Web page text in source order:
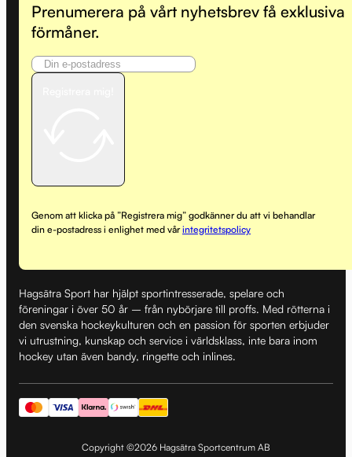
Prenumerera på vårt nyhetsbrev få exklusiva
förmåner.
Genom att klicka på ”Registrera mig” godkänner du att vi behandlar
din e-postadress i enlighet med vårintegritetspolicy
Hagsätra Sport har hjälpt sportintresserade, spelare och
föreningar i över 50 år – från nybörjare till proffs. Med rötterna i
den svenska hockeykulturen och en passion för sporten erbjuder
vi utrustning, kunskap och service i världsklass, inte bara inom
hockey utan även bandy, ringette och inlines.
Copyright ©2026 Hagsätra Sportcentrum AB